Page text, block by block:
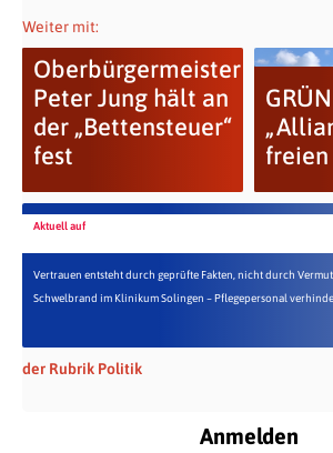
Weiter mit:
Oberbürgermeister
Peter Jung hält an
der „Bettensteuer“
fest
freien
Aktuell auf
Vertrauen entsteht durch geprüfte Fakten, nicht durch
Schwelbrand im Klinikum Solingen – Pflegepersonal
der Rubrik Politik
Anmelden